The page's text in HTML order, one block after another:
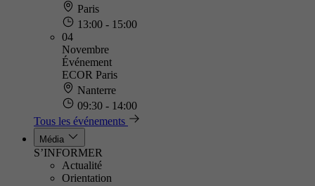
Paris
13:00 - 15:00
04
Novembre
Événement
ECOR Paris
Nanterre
09:30 - 14:00
Tous les événements
Média
S’INFORMER
Actualité
Orientation